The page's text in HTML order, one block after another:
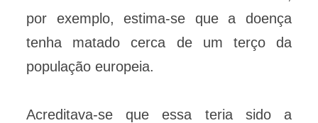
por exemplo, estima-se que a doença
tenha matado cerca de um terço da
população europeia.
Acreditava-se que essa teria sido a